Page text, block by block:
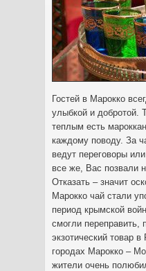
Гостей в Марокко
улыбкой и добротой.
теплым есть
каждому поводу. За
ведут переговоры
все же, Вас позвали
Отказать – значит
Марокко чай стали
период крымской
смогли переправить,
экзотический товар
городах Марокко –
жители очень